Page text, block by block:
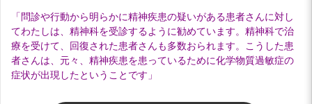
「問診や行動から明らかに精神疾患の疑いがある患者さんに対し
てわたしは、精神科を受診するように勧めています。精神科で治
療を受けて、回復された患者さんも多数おられます。こうした患
者さんは、元々、精神疾患を患っているために化学物質過敏症の
症状が出現したということです」